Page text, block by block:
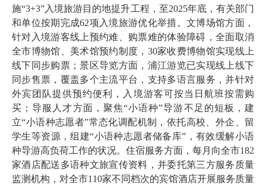
施“3+3”入境旅游目的地提升工程，至2025年底，有关部门
和单位按期完成62项入境旅游优化举措。文博场馆方面，
针对入境游客线上预约难、购票难的体验障碍，全面取消
全市博物馆、美术馆预约制度，30家收费博物馆实现线上
线下同步购票；景区导览方面，浦江游览已实现线上线下
同步售票，覆盖多个主流平台，支持多语言服务，并针对
外宾团队提供预约便利，入境游客可按当日航班按需购
买；导服人才方面，聚焦“小语种”导游不足的短板，建
立“小语种志愿者”常态化调配机制，依托高校、外企、留
学生等资源，组建“小语种志愿者储备库”，有效缓解小语
种导游高负荷工作的状况。住宿服务方面，每月向全市182
家酒店配送多语种文旅宣传资料，并委托第三方服务质量
监测机构，对全市110家不同档次的宾馆酒店开展服务质量